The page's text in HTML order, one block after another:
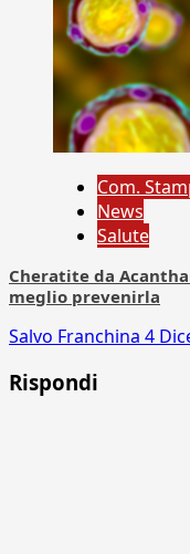
Com.
News
Salute
Cheratite da
meglio prevenirla
Salvo Franchina 4
Rispondi